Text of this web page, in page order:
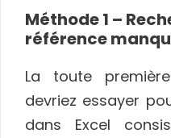
Méthode 1 –
référence
La toute
devriez essayer
dans Excel